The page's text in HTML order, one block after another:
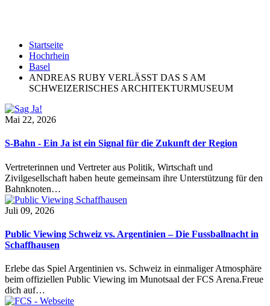
Startseite
Hochrhein
Basel
ANDREAS RUBY VERLÄSST DAS S AM
SCHWEIZERISCHES ARCHITEKTURMUSEUM
Mai 22, 2026
S-Bahn - Ein Ja ist ein Signal für die Zukunft der Region
Vertreterinnen und Vertreter aus Politik, Wirtschaft und
Zivilgesellschaft haben heute gemeinsam ihre Unterstützung für den
Bahnknoten…
Juli 09, 2026
Public Viewing Schweiz vs. Argentinien – Die Fussballnacht in
Schaffhausen
Erlebe das Spiel Argentinien vs. Schweiz in einmaliger Atmosphäre
beim offiziellen Public Viewing im Munotsaal der FCS Arena.Freue
dich auf…